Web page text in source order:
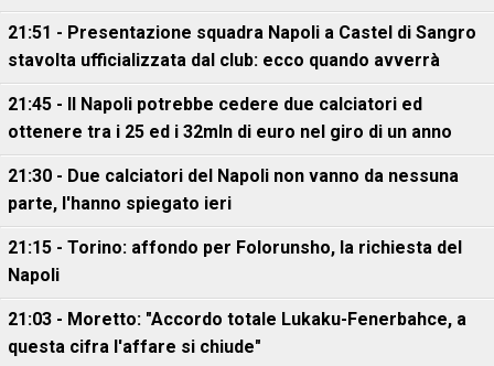
21:51 - Presentazione squadra Napoli a Castel di Sangro
stavolta ufficializzata dal club: ecco quando avverrà
21:45 - Il Napoli potrebbe cedere due calciatori ed
ottenere tra i 25 ed i 32mln di euro nel giro di un anno
21:30 - Due calciatori del Napoli non vanno da nessuna
parte, l'hanno spiegato ieri
21:15 - Torino: affondo per Folorunsho, la richiesta del
Napoli
21:03 - Moretto: "Accordo totale Lukaku-Fenerbahce, a
questa cifra l'affare si chiude"